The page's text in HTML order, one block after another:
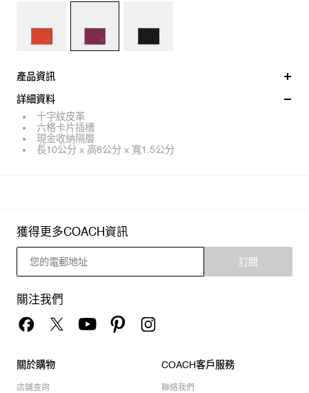
產品資訊
詳細資料
十字紋皮革
六格卡片插槽
現金收納隔層
長10公分 x 高8公分 x 寬1.5公分
獲得更多COACH資訊
訂閱
關注我們
關於購物
店舖查詢
COACH客戶服務
聯絡我們